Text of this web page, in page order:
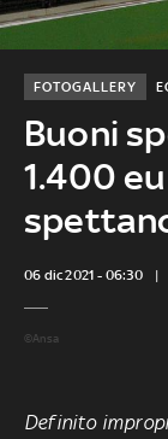
Buoni
1.400
FOTOGALLERY
06 dic 2021 - 06:30
©Ansa
Definito